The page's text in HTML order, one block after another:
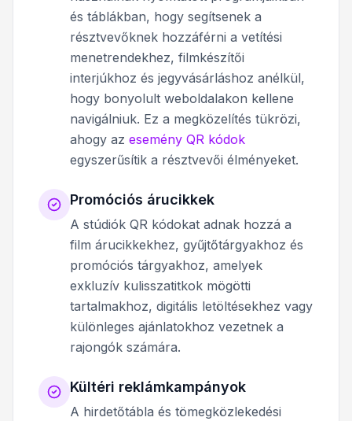
és táblákban, hogy segítsenek a
résztvevőknek hozzáférni a vetítési
menetrendekhez, filmkészítői
interjúkhoz és jegyvásárláshoz anélkül,
hogy bonyolult weboldalakon kellene
navigálniuk. Ez a megközelítés tükrözi,
ahogy az esemény QR kódok
egyszerűsítik a résztvevői élményeket.
Promóciós árucikkek
A stúdiók QR kódokat adnak hozzá a
film árucikkekhez, gyűjtőtárgyakhoz és
promóciós tárgyakhoz, amelyek
exkluzív kulisszatitkok mögötti
tartalmakhoz, digitális letöltésekhez vagy
különleges ajánlatokhoz vezetnek a
rajongók számára.
Kültéri reklámkampányok
A hirdetőtábla és tömegközlekedési